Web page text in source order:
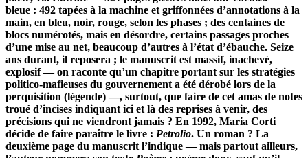
bleue : 492 tapées à la machine et griffonnées d’annotations à la
main, en bleu, noir, rouge, selon les phases ; des centaines de
blocs numérotés, mais en désordre, certains passages proches
d’une mise au net, beaucoup d’autres à l’état d’ébauche. Seize
ans durant, il reposera ; le manuscrit est massif, inachevé,
explosif — on raconte qu’un chapitre portant sur les stratégies
politico-mafieuses du gouvernement a été dérobé lors de la
perquisition (légende) —, surtout, que faire de cet amas de notes
troué d’incises indiquant ici et là des reprises à venir, des
précisions qui ne viendront jamais ? En 1992, Maria Corti
décide de faire paraître le livre : Petrolio. Un roman ? La
deuxième page du manuscrit l’indique — mais partout ailleurs,